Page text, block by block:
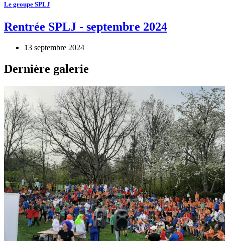
Le groupe SPLJ
Rentrée SPLJ - septembre 2024
13 septembre 2024
Dernière galerie